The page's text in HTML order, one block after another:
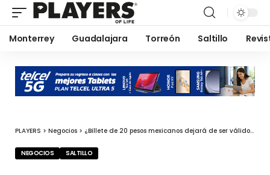
Monterrey Guadalajara Torreón Saltillo
PLAYERS > Negocios > ¿Billete de 20 pesos mexicanos dejará de ser válido? Banxico sin confirmar esta información
NEGOCIOS SALTILLO